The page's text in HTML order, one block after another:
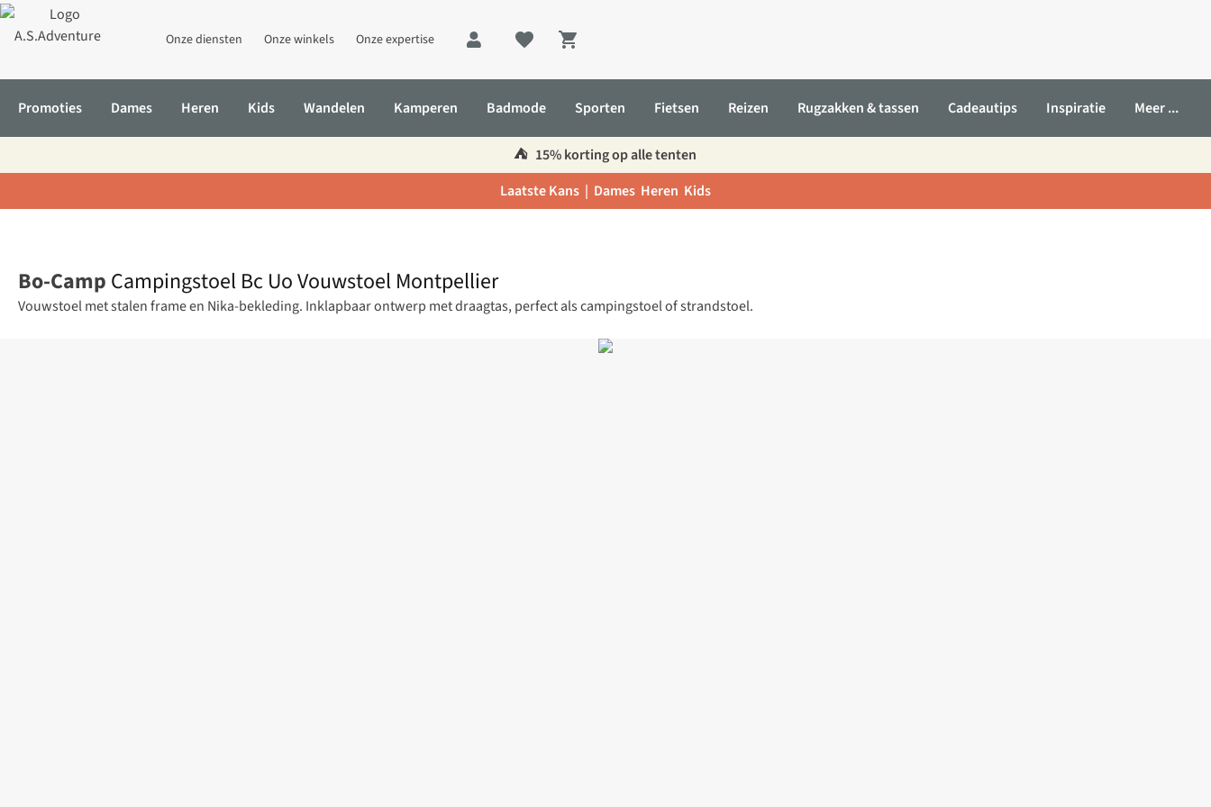
Onze diensten Onze winkels Onze expertise
Shopping cart
Promoties Dames Heren Kids Wandelen Kamperen Badmode Sporten Fietsen Reizen Rugzakken & tassen Cadeautips Inspiratie Meer ...
⛺️ 15% korting op alle tenten
Laatste Kans | Dames Heren Kids
Bo-Camp Campingstoel Bc Uo Vouwstoel Montpellier
Vouwstoel met stalen frame en Nika-bekleding. Inklapbaar ontwerp met draagtas, perfect als campingstoel of strandstoel.